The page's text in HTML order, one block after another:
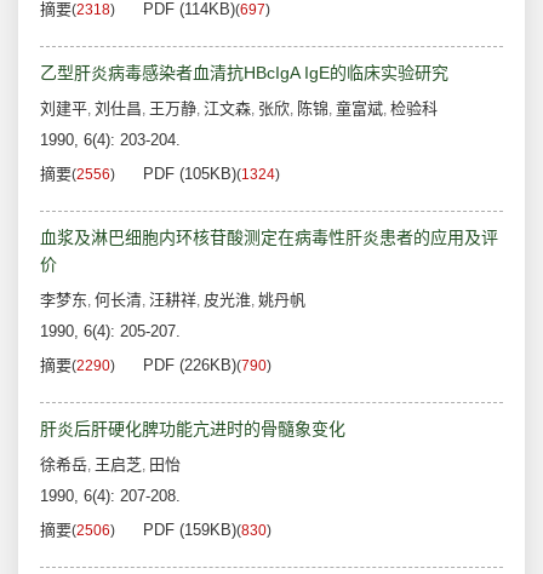
摘要(2318) PDF (114KB)(697)
乙型肝炎病毒感染者血清抗HBcIgA IgE的临床实验研究
刘建平, 刘仕昌, 王万静, 江文森, 张欣, 陈锦, 童富斌, 检验科
1990, 6(4): 203-204.
摘要(2556) PDF (105KB)(1324)
血浆及淋巴细胞内环核苷酸测定在病毒性肝炎患者的应用及评
价
李梦东, 何长清, 汪耕祥, 皮光淮, 姚丹帆
1990, 6(4): 205-207.
摘要(2290) PDF (226KB)(790)
肝炎后肝硬化脾功能亢进时的骨髓象变化
徐希岳, 王启芝, 田怡
1990, 6(4): 207-208.
摘要(2506) PDF (159KB)(830)